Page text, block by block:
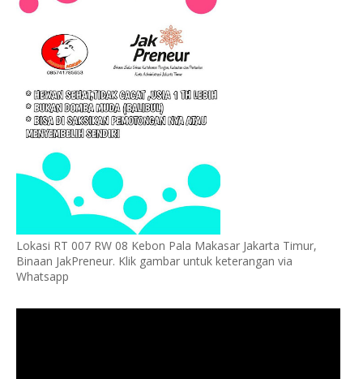
Lokasi RT 007 RW 08 Kebon Pala Makasar Jakarta Timur,
Binaan JakPreneur. Klik gambar untuk keterangan via
Whatsapp